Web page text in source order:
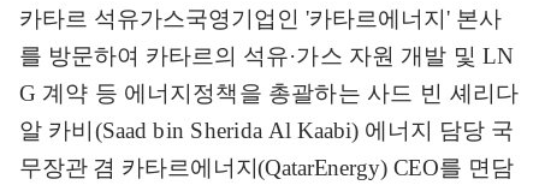
카타르 석유가스국영기업인 '카타르에너지 ' 본사
를 방문하여 카타르의 석유·가스 자원 개발 및 LN
G 계약 등 에너지정책을 총괄하는 사드 빈 셰리 다
알 카비 (Saadbin Sherida AlKaabi) 에너지 담당 국
무장관 겸 카타르에너지(QatarEnergy) CEO를 면담